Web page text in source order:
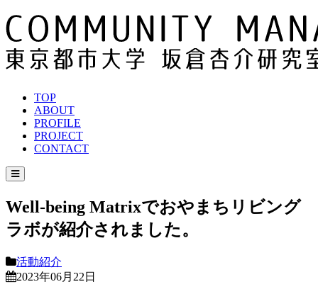
TOP
ABOUT
PROFILE
PROJECT
CONTACT
Well-being Matrixでおやまちリビング
ラボが紹介されました。
活動紹介
2023年06月22日